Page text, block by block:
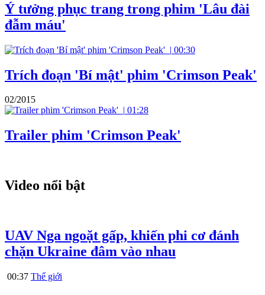
Ý tưởng phục trang trong phim 'Lâu đài
đẫm máu'
| 00:30
Trích đoạn 'Bí mật' phim 'Crimson Peak'
02/2015
| 01:28
Trailer phim 'Crimson Peak'
Video nổi bật
UAV Nga ngoặt gấp, khiến phi cơ đánh
chặn Ukraine đâm vào nhau
00:37 Thế giới